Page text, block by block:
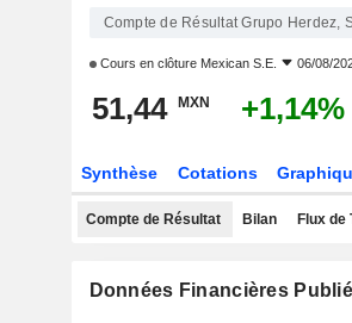
Compte de Résultat Grupo Herdez,
Cours en clôture Mexican S.E. 06/08/
51,44 MXN +1,14%
Synthèse Cotations
Compte de Résultat Bilan Flux de
Données Financières